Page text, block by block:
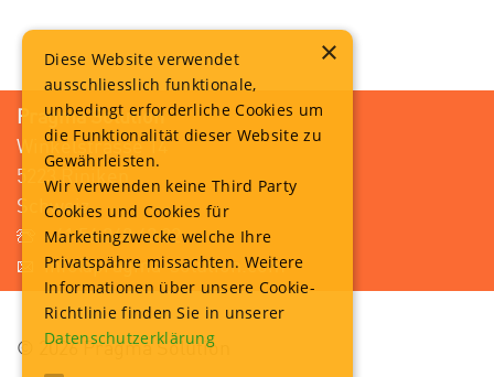
Pragma Solution
Winkelstrasse 14
5223 Riniken
Schweiz
+41 56 249 42 82
info@pragma-solution.com
© 2026 Pragma Solution
×
Diese Website verwendet
ausschliesslich funktionale,
unbedingt erforderliche Cookies um
die Funktionalität dieser Website zu
Gewährleisten.
Wir verwenden keine Third Party
Cookies und Cookies für
Marketingzwecke welche Ihre
Privatspähre missachten. Weitere
Informationen über unsere Cookie-
Richtlinie finden Sie in unserer
Datenschutzerklärung